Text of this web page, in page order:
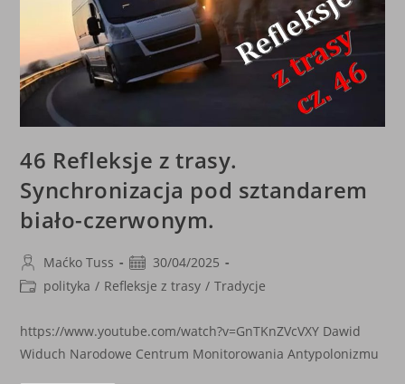
46 Refleksje z trasy.
Synchronizacja pod sztandarem
biało-czerwonym.
Post
author:
Maćko Tuss
Post
published:
30/04/2025
Postpolityka / Refleksje z trasy / Tradycje
https://www.youtube.com/watch?v=GnTKnZVcVXY Dawid
Widuch Narodowe Centrum Monitorowania Antypolonizmu